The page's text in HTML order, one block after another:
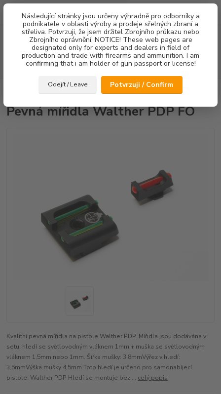
Následující stránky jsou určeny výhradně pro odborníky a
podnikatele v oblasti výroby a prodeje sřelných zbraní a
střeliva. Potvrzuji, že jsem držitel Zbrojního průkazu nebo
Zbrojního oprávnění. NOTICE! These web pages are
designated only for experts and dealers in field of
production and trade with firearms and ammunition. I am
confirming that i am holder of gun passport or license!
Odejít / Leave Potvrzuji / Confirm
Menu
Hledat
za0,00 Kč
Pevná mířidla Walther PDP FO
Pevná mířidla Walther PDP FO
Kvalitní pevná mířidla na pistole Walther PDP. Mířidla jsou dodávána v
setu: hledí se světlovodným vláknem 1mm + muška se světlovodným
vláknem 1,5mm nebo 1mm. Šířka mušky: 3,8mmVýřez v hledí:
3,5mmVýška mušky 4,5mm Toto hledí je určeno pro samonabíjecí
pistole: Walther PDP Hledí se montuje bez ... celý popis